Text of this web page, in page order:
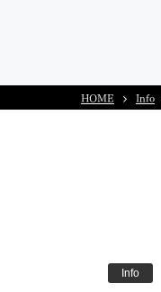
HOME Info
Info